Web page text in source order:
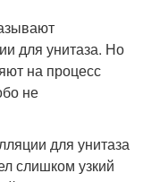
для унитаза. Но
на процесс
не
для унитаза
слишком узкий